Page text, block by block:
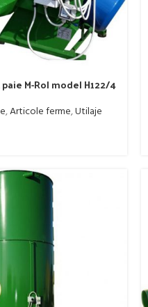
M-Rol model H122/4
,Articole ferme,Utilaje